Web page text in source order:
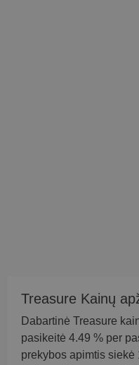
Treasure Kainų
Dabartinė Treasure
pasikeitė 4.49 % per
prekybos apimtis siekė